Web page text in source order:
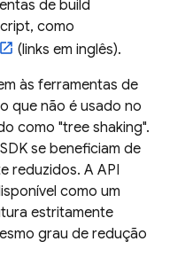
de build
como
(links em inglês).
às ferramentas de
que não é usado no
como "tree shaking".
se beneficiam de
reduzidos. A API
como um
estritamente
grau de redução